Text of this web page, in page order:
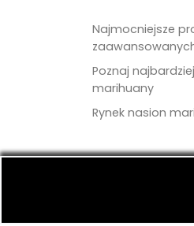
Najmocniejsze
Poznaj
marihuany
Rynek nasion